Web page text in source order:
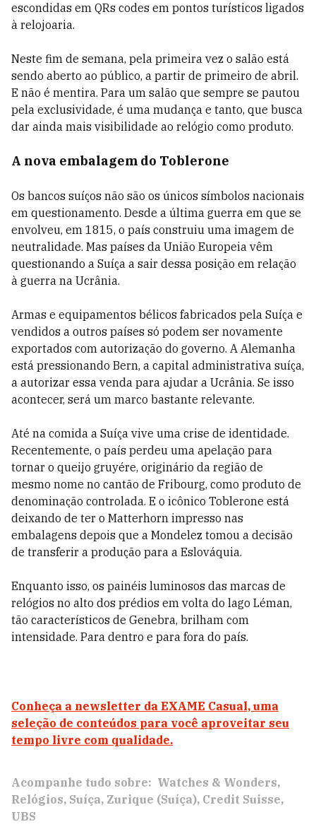
escondidas em QRs codes em pontos turísticos ligados
à relojoaria.
Neste fim de semana, pela primeira vez o salão está
sendo aberto ao público, a partir de primeiro de abril.
E não é mentira. Para um salão que sempre se pautou
pela exclusividade, é uma mudança e tanto, que busca
dar ainda mais visibilidade ao relógio como produto.
A nova embalagem do Toblerone
Os bancos suíços não são os únicos símbolos nacionais
em questionamento. Desde a última guerra em que se
envolveu, em 1815, o país construiu uma imagem de
neutralidade. Mas países da União Europeia vêm
questionando a Suíça a sair dessa posição em relação
à guerra na Ucrânia.
Armas e equipamentos bélicos fabricados pela Suíça e
vendidos a outros países só podem ser novamente
exportados com autorização do governo. A Alemanha
está pressionando Bern, a capital administrativa suíça,
a autorizar essa venda para ajudar a Ucrânia. Se isso
acontecer, será um marco bastante relevante.
Até na comida a Suíça vive uma crise de identidade.
Recentemente, o país perdeu uma apelação para
tornar o queijo gruyére, originário da região de
mesmo nome no cantão de Fribourg, como produto de
denominação controlada. E o icônico Toblerone está
deixando de ter o Matterhorn impresso nas
embalagens depois que a Mondelez tomou a decisão
de transferir a produção para a Eslováquia.
Enquanto isso, os painéis luminosos das marcas de
relógios no alto dos prédios em volta do lago Léman,
tão característicos de Genebra, brilham com
intensidade. Para dentro e para fora do país.
Conheça a newsletter da EXAME Casual, uma
seleção de conteúdos para você aproveitar seu
tempo livre com qualidade.
Acompanhe tudo sobre: Watches & Wonders
Relógios Suíça Zurique (Suíça) Credit Suisse
UBS